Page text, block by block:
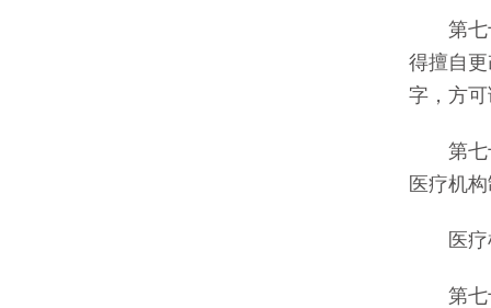
第七十
得擅自
字，方
第七十
医疗机
医疗机
第七十